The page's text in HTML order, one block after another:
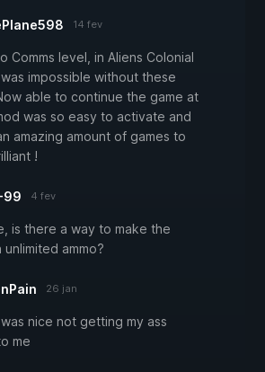
14 fev
Comms level, in Aliens Colonial
impossible without these
able to continue the game at
was so easy to activate and
amazing amount of games to
!
99 4 fev
is there a way to make the
unlimited ammo?
26 jan
nice not getting my ass
me